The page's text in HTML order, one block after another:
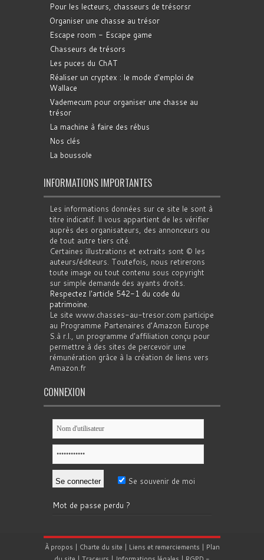
Pour les lecteurs, chasseurs de trésorsr
Organiser une chasse au trésor
Escape room - Escape game
Chasseurs de trésors
Les puces du ChAT
Réaliser un cryptex : le mode d'emploi de
Wallace
Vademecum pour organiser une chasse au
trésor
La machine à faire des rébus
Nos clés
La boussole
INFORMATIONS IMPORTANTES
Les informations données sur ce site le sont à
titre indicatif. Il vous appartient de les vérifier
auprès des organisateurs, des annonceurs ou
de tout autre tiers cité.
Certaines illustrations et extraits sont © les
auteurs/éditeurs. Toutefois, nous retirerons
toute image ou tout contenu sous copyright
sur simple demande des ayants droits.
Respectez l'article 542-1 du code du
patrimoine.
Le site www.chasses-au-tresor.com participe
au Programme Partenaires d’Amazon Europe
S.à r.l., un programme d’affiliation conçu pour
permettre à des sites de percevoir une
rémunération grâce à la création de liens vers
Amazon.fr
CONNEXION
Se souvenir de moi
Mot de passe perdu ?
À propos | Charte du site | Liens et remerciements | Plan